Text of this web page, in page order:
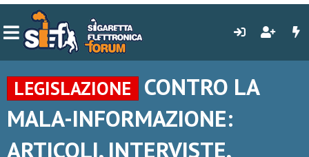
LEGISLAZIONE
CONTRO LA
MALA-INFORMAZIONE:
ARTICOLI, INTERVISTE,